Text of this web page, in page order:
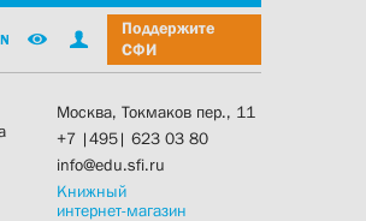
Поддержите
СФИ
Москва, Токмаков пер., 11
+7 |495| 623 03 80
info@edu.sfi.ru
Книжный
интернет-магазин